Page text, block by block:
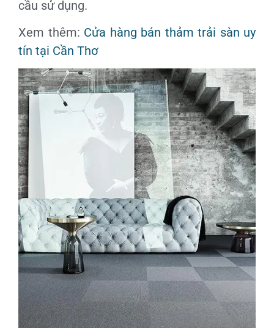
cầu sử dụng.
Xem thêm: Cửa hàng bán thảm trải sàn uy
tín tại Cần Thơ